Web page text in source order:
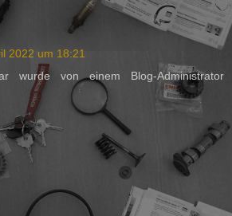
2022 um 18:21
wurde von einem Blog-Administrator